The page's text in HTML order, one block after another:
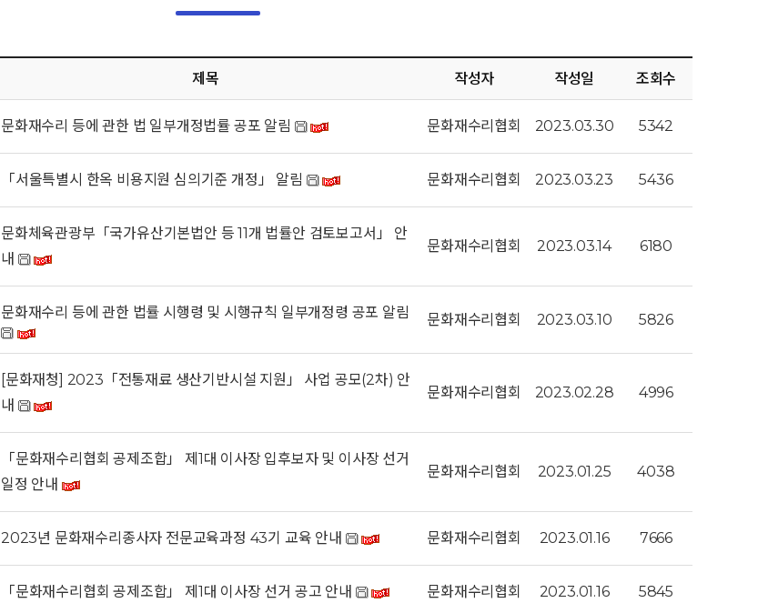
제목 작성자 작성일 조회수
문화재수리 등에 관한 법 일부개정법률 공포 알림 문화재수리협회 2023.03.30 5342
「서울특별시 한옥 비용지원 심의기준 개정」 알림 문화재수리협회 2023.03.23 5436
문화체육관광부「국가유산기본법안 등 11개 법률안 검토보고서」 안
내
문화재수리협회 2023.03.14 6180
문화재수리 등에 관한 법률 시행령 및 시행규칙 일부개정령 공포 알림 문화재수리협회 2023.03.10 5826
[문화재청] 2023「전통재료 생산기반시설 지원」 사업 공모(2차) 안
내
문화재수리협회 2023.02.28 4996
「문화재수리협회 공제조합」 제1대 이사장 입후보자 및 이사장 선거
일정 안내
문화재수리협회 2023.01.25 4038
2023년 문화재수리종사자 전문교육과정 43기 교육 안내 문화재수리협회 2023.01.16 7666
「문화재수리협회 공제조합」 제1대 이사장 선거 공고 안내 문화재수리협회 2023.01.16 5845